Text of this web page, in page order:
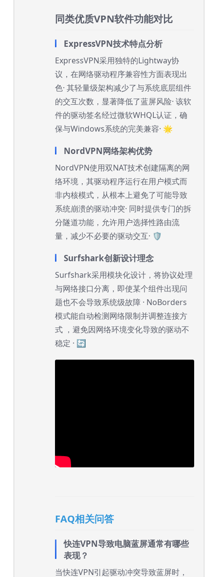
同类优质VPN软件功能对比
ExpressVPN技术特点分析
ExpressVPN采用独特的Lightway协
议，在网络驱动程序兼容性方面表现出
色· 其轻量级架构减少了与系统底层组件
的交互次数，显著降低了蓝屏风险· 该软
件的驱动签名经过微软WHQL认证，确
保与Windows系统的完美兼容· 🌟
NordVPN网络架构优势
NordVPN使用双NAT技术创建隔离的网
络环境，其驱动程序运行在用户模式而
非内核模式，从根本上避免了可能导致
系统崩溃的驱动冲突· 同时提供专门的拆
分隧道功能，允许用户选择性路由流
量，减少不必要的驱动交互· 🛡️
Surfshark创新设计理念
Surfshark采用模块化设计，将协议处理
与网络接口分离，即使某个组件出现问
题也不会导致系统级故障 · NoBorders
模式能自动检测网络限制并调整连接方
式 ，避免因网络环境变化导致的驱动不
稳定 · 🔄
FAQ相关问答
快连VPN导致电脑蓝屏通常有哪些
表现？
当快连VPN引起驱动冲突导致蓝屏时，